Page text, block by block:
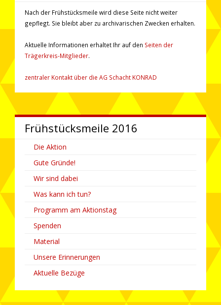
Nach der Frühstücksmeile wird diese Seite nicht weiter
gepflegt. Sie bleibt aber zu ar­chi­va­rischen Zwecken erhalten.
Aktuelle Informationen erhaltet Ihr auf den Seiten der
Trägerkreis-Mitglieder.
zentraler Kontakt über die AG Schacht KONRAD
Frühstücks­­meile 2016
Die Aktion
Gute Gründe!
Wir sind dabei
Was kann ich tun?
Programm am Aktionstag
Spenden
Material
Unsere Erinnerungen
Aktuelle Bezüge